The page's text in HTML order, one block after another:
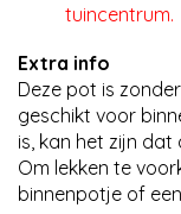
tuincentrum.
Extra info
Deze pot is
geschikt voor
is, kan het zijn
Om lekken te
binnenpotje of